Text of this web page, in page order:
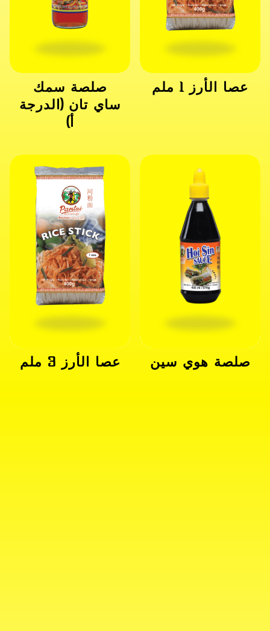
صلصة سمك
ساي تان (الدرجة
أ)
عصا الأرز 1 ملم
عصا الأرز 3 ملم صلصة هوي سين